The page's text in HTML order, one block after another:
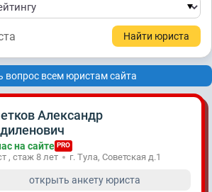
вопрос всем юристам сайта
Александр
на сайте PRO
, стаж 8 лет г. Тула, Советская д.1
открыть анкету юриста